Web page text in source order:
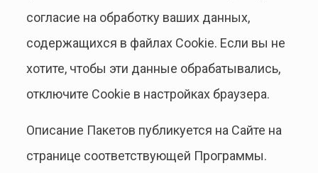
согласие на обработку ваших данных,
содержащихся в файлах Cookie. Если вы не
хотите, чтобы эти данные обрабатывались,
отключите Сookie в настройках браузера.
Описание Пакетов публикуется на Сайте на
странице соответствующей Программы.